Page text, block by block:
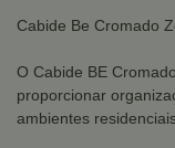
Cabide Be Cromado
O Cabide BE
proporcionar
ambientes